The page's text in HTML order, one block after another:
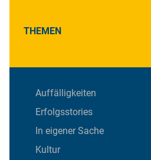
THEMEN
Auffälligkeiten
Erfolgsstories
In eigener Sache
Kultur